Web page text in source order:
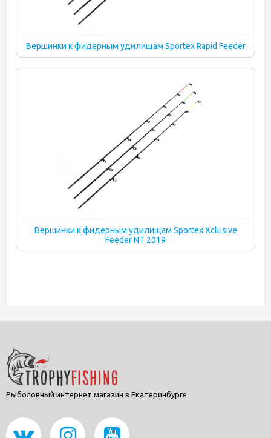
Вершинки к фидерным удилищам Sportex Rapid Feeder
Вершинки к фидерным удилищам Sportex Xclusive
Feeder NT 2019
Рыболовный интернет магазин в Екатеринбурге